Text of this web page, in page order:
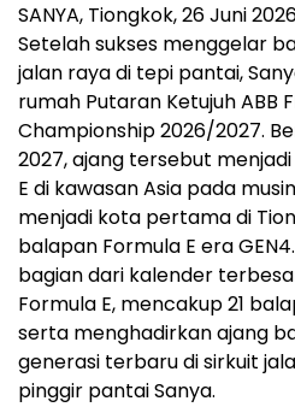
SANYA, Tiongkok, 26 Juni
Setelah sukses menggelar
jalan raya di tepi pantai,
rumah Putaran Ketujuh ABB
Championship 2026/2027.
2027, ajang tersebut
E di kawasan Asia pada
menjadi kota pertama di
balapan Formula E era
bagian dari kalender
Formula E, mencakup 21
serta menghadirkan ajang
generasi terbaru di sirkuit
pinggir pantai Sanya.